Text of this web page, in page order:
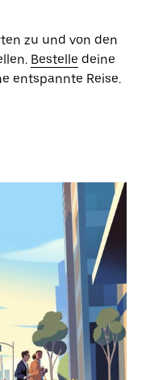
zu und von den
Bestelle deine
entspannte Reise.